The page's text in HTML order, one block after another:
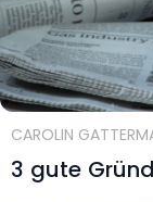
CAROLIN
3 gute